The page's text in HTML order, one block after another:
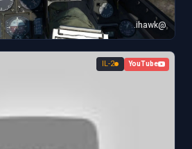
@ihawk.
YouTube
IL-2